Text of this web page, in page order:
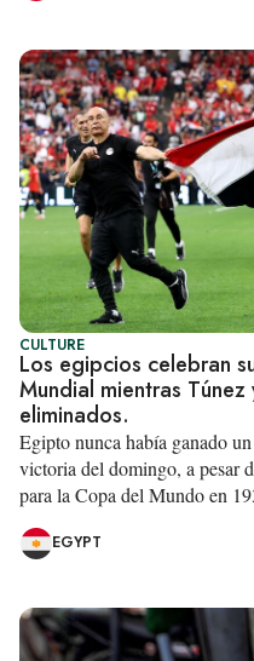
CULTURE
Los egipcios celebran
Mundial mientras
eliminados.
Egipto nunca había ganado
victoria del domingo, a pesar
para la Copa del Mundo en
EGYPT